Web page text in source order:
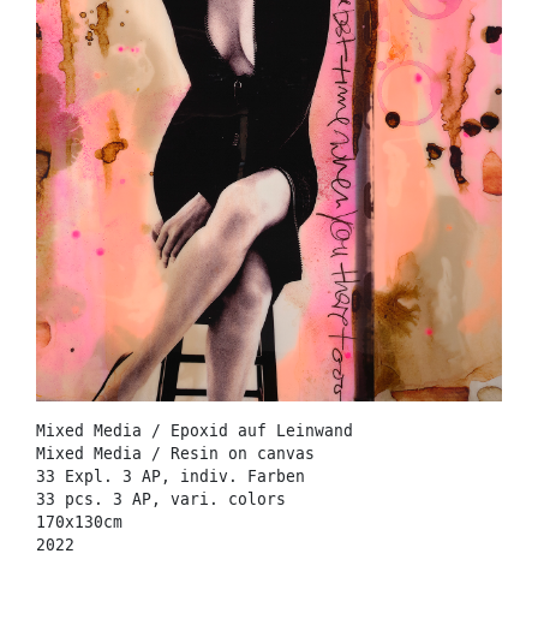
Mixed Media / Epoxid auf Leinwand
Mixed Media / Resin on canvas
33 Expl. 3 AP, indiv. Farben
33 pcs. 3 AP, vari. colors
170x130cm
2022